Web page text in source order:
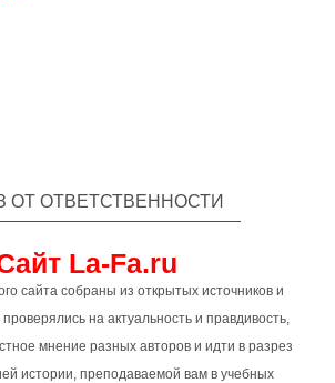
ОТ ОТВЕТСТВЕННОСТИ
La-Fa.ru
сайта собраны из открытых источников и
на актуальность и правдивость,
мнение разных авторов и идти в разрез
истории, преподаваемой вам в учебных